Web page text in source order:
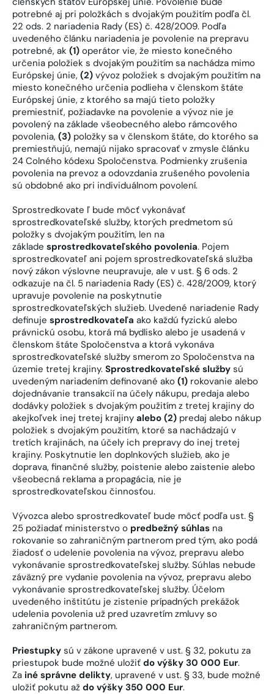
potrebné aj pri položkách s dvojakým použitím podľa čl.
22 ods. 2 nariadenia Rady (ES) č. 428/2009. Podľa
uvedeného článku nariadenia je povolenie na prepravu
potrebné, ak (1) operátor vie, že miesto konečného
určenia položiek s dvojakým použitím sa nachádza mimo
Európskej únie, (2) vývoz položiek s dvojakým použitím na
miesto konečného určenia podlieha v členskom štáte
Európskej únie, z ktorého sa majú tieto položky
premiestniť, požiadavke na povolenie a vývoz nie je
povolený na základe všeobecného alebo rámcového
povolenia, (3) položky sa v členskom štáte, do ktorého sa
premiestňujú, nemajú nijako spracovať v zmysle článku
24 Colného kódexu Spoločenstva. Podmienky zrušenia
povolenia na prevoz a odovzdania zrušeného povolenia
sú obdobné ako pri individuálnom povolení.
Sprostredkovate ľ bude môcť vykonávať
sprostredkovateľské služby, ktorých predmetom sú
položky s dvojakým použitím, len na
základe sprostredkovateľského povolenia. Pojem
sprostredkovateľ ani pojem sprostredkovateľská služba
nový zákon výslovne neupravuje, ale v ust. § 6 ods. 2
odkazuje na čl. 5 nariadenia Rady (ES) č. 428/2009, ktorý
upravuje povolenie na poskytnutie
sprostredkovateľských služieb. Uvedené nariadenie Rady
definuje sprostredkovateľa ako každú fyzickú alebo
právnickú osobu, ktorá má bydlisko alebo je usadená v
členskom štáte Spoločenstva a ktorá vykonáva
sprostredkovateľské služby smerom zo Spoločenstva na
územie tretej krajiny. Sprostredkovateľské služby sú
uvedeným nariadením definované ako (1) rokovanie alebo
dojednávanie transakcií na účely nákupu, predaja alebo
dodávky položiek s dvojakým použitím z tretej krajiny do
akejkoľvek inej tretej krajiny alebo (2) predaj alebo nákup
položiek s dvojakým použitím, ktoré sa nachádzajú v
tretích krajinách, na účely ich prepravy do inej tretej
krajiny. Poskytnutie len doplnkových služieb, ako je
doprava, finančné služby, poistenie alebo zaistenie alebo
všeobecná reklama a propagácia, nie je
sprostredkovateľskou činnosťou.
Vývozca alebo sprostredkovateľ bude môcť podľa ust. §
25 požiadať ministerstvo o predbežný súhlas na
rokovanie so zahraničným partnerom pred tým, ako podá
žiadosť o udelenie povolenia na vývoz, prepravu alebo
vykonávanie sprostredkovateľskej služby. Súhlas nebude
záväzný pre vydanie povolenia na vývoz, prepravu alebo
vykonávanie sprostredkovateľskej služby. Účelom
uvedeného inštitútu je zistenie prípadných prekážok
udelenia povolenia už pred uzavretím zmluvy so
zahraničným partnerom.
Priestupky sú v zákone upravené v ust. § 32, pokutu za
priestupok bude možné uložiť do výšky 30 000 Eur.
Za iné správne delikty, upravené v ust. § 33, bude možné
uložiť pokutu až do výšky 350 000 Eur.